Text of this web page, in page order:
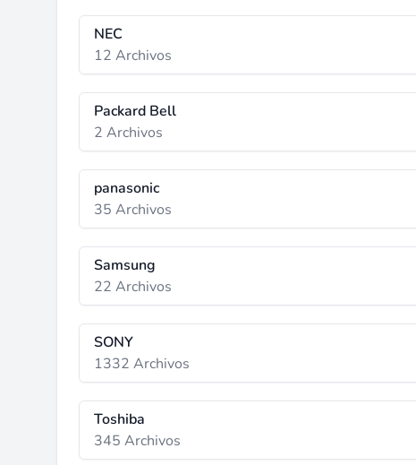
NEC
12 Archivos
Packard Bell
2 Archivos
panasonic
35 Archivos
Samsung
22 Archivos
SONY
1332 Archivos
Toshiba
345 Archivos